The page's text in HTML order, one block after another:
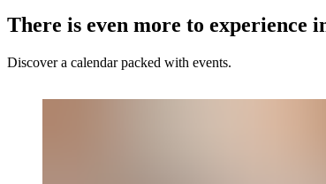
There is even more to experience
Discover a calendar packed with events.